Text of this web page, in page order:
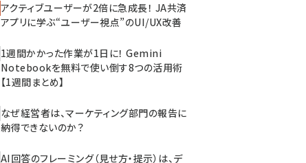
アクティブユーザーが2倍に急成長！ JA共済
アプリに学ぶ“ユーザー視点”のUI/UX改善
1週間かかった作業が1日に！ Gemini
Notebookを無料で使い倒す8つの活用術
【1週間まとめ】
なぜ経営者は、マーケティング部門の報告に
納得できないのか？
AI回答のフレーミング（見せ方・提示）は、デ